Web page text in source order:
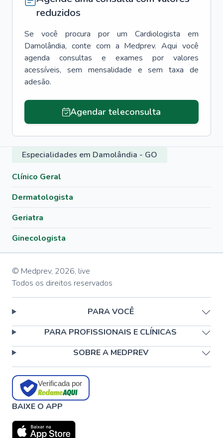
reduzidos
Se você procura por um Cardiologista
em
Damolândia, conte com a Medprev. Aqui você
agenda consultas e exames por valores
acessíveis, sem mensalidade e sem taxa de
adesão.
Agendar teleconsulta
Especialidades em Damolândia - GO
Clínico Geral
Dermatologista
Geriatra
Ginecologista
© Medprev, 2026, live
Todos os direitos reservados
PARA VOCÊ
PARA PROFISSIONAIS E CLÍNICAS
SOBRE A MEDPREV
Verificada por
BAIXE O APP